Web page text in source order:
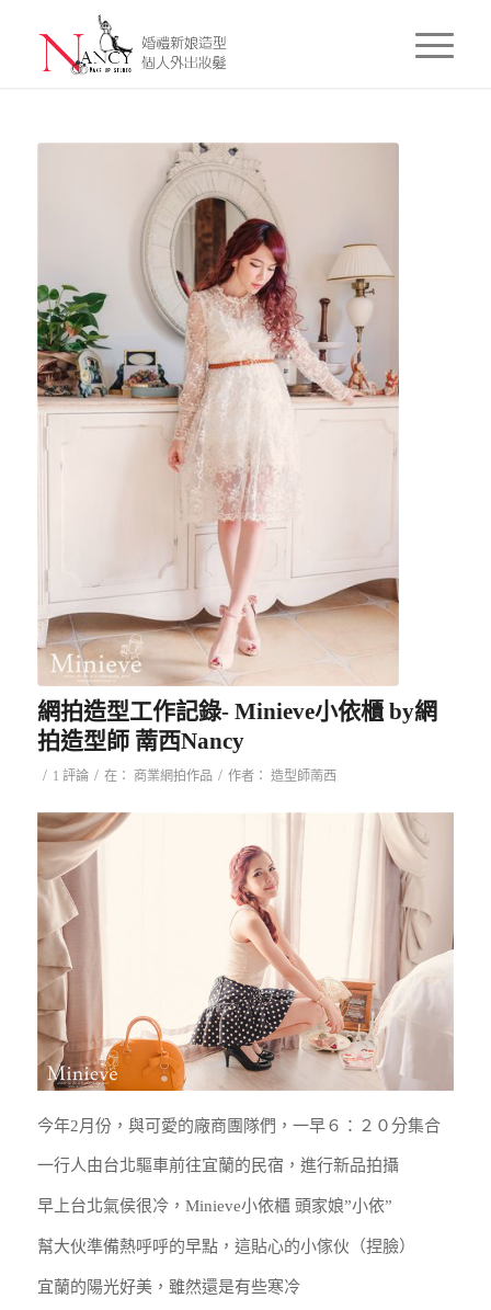
網拍造型工作記錄- Minieve小依櫃 by網
拍造型師 萳西Nancy
/ 1 評論 / 在： 商業網拍作品 / 作者： 造型師萳西
今年2月份，與可愛的廠商團隊們，一早６：２０分集合
一行人由台北驅車前往宜蘭的民宿，進行新品拍攝
早上台北氣侯很冷，Minieve小依櫃 頭家娘”小依”
幫大伙準備熱呼呼的早點，這貼心的小傢伙（捏臉）
宜蘭的陽光好美，雖然還是有些寒冷